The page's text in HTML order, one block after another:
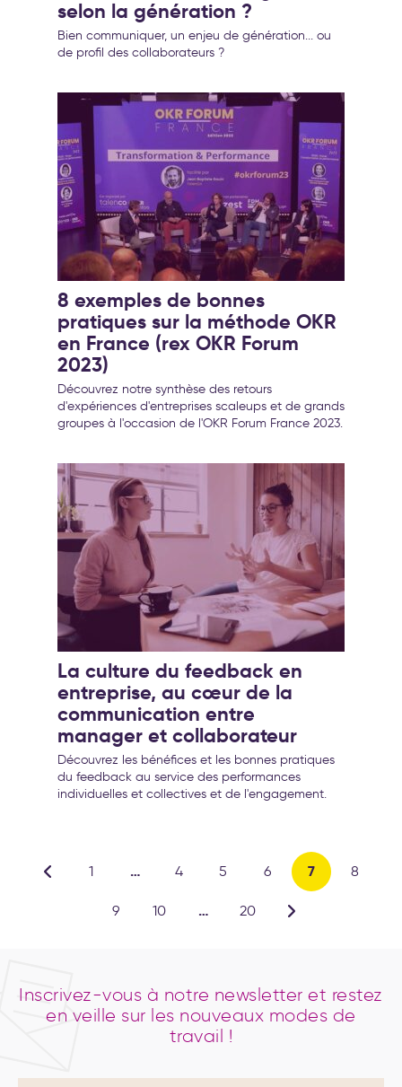
selon la génération ?
Bien communiquer, un enjeu de génération... ou
de profil des collaborateurs ?
8 exemples de bonnes
pratiques sur la méthode OKR
en France (rex OKR Forum
2023)
Découvrez notre synthèse des retours
d'expériences d'entreprises scaleups et de grands
groupes à l'occasion de l'OKR Forum France 2023.
La culture du feedback en
entreprise, au cœur de la
communication entre
manager et collaborateur
Découvrez les bénéfices et les bonnes pratiques
du feedback au service des performances
individuelles et collectives et de l'engagement.
1 … 4 5 6 7 8
9 10 … 20
Inscrivez-vous à notre newsletter et restez
en veille sur les nouveaux modes de
travail !